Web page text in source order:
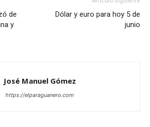
de
y
Dólar y euro para hoy 5 de
junio
José Manuel Gómez
https://elparaguanero.com